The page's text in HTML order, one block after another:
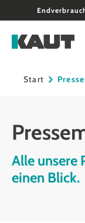
springen
Start Presse
Alle unsere
einen Blick.